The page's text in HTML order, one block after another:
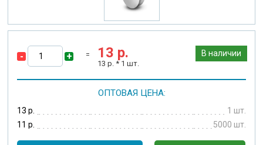
13 р.
13 р. * 1 шт.
- + В наличии
ОПТОВАЯ ЦЕНА:
13 р.
1 шт.
11 р.
5000 шт.